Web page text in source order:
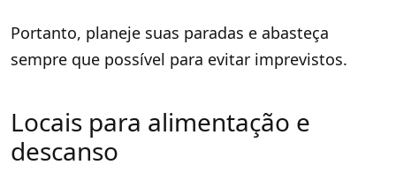
Portanto, planeje suas paradas e abasteça
sempre que possível para evitar imprevistos.
Locais para alimentação e
descanso